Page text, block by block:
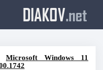
DIAKOV.net
Microsoft Windows 11